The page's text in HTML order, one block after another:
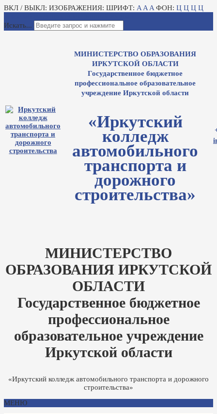
ВКЛ / ВЫКЛ: ИЗОБРАЖЕНИЯ: ШРИФТ: A A A ФОН: Ц Ц Ц Ц
Искать...
МИНИСТЕРСТВО ОБРАЗОВАНИЯ
ИРКУТСКОЙ ОБЛАСТИ
Государственное бюджетное
профессиональное образовательное
учреждение Иркутской области
«Иркутский
колледж
автомобильного
транспорта и
дорожного
строительства»
МИНИСТЕРСТВО
ОБРАЗОВАНИЯ ИРКУТСКОЙ
ОБЛАСТИ
Государственное бюджетное
профессиональное
образовательное учреждение
Иркутской области
«Иркутский колледж автомобильного транспорта и дорожного
строительства»
МЕНЮ